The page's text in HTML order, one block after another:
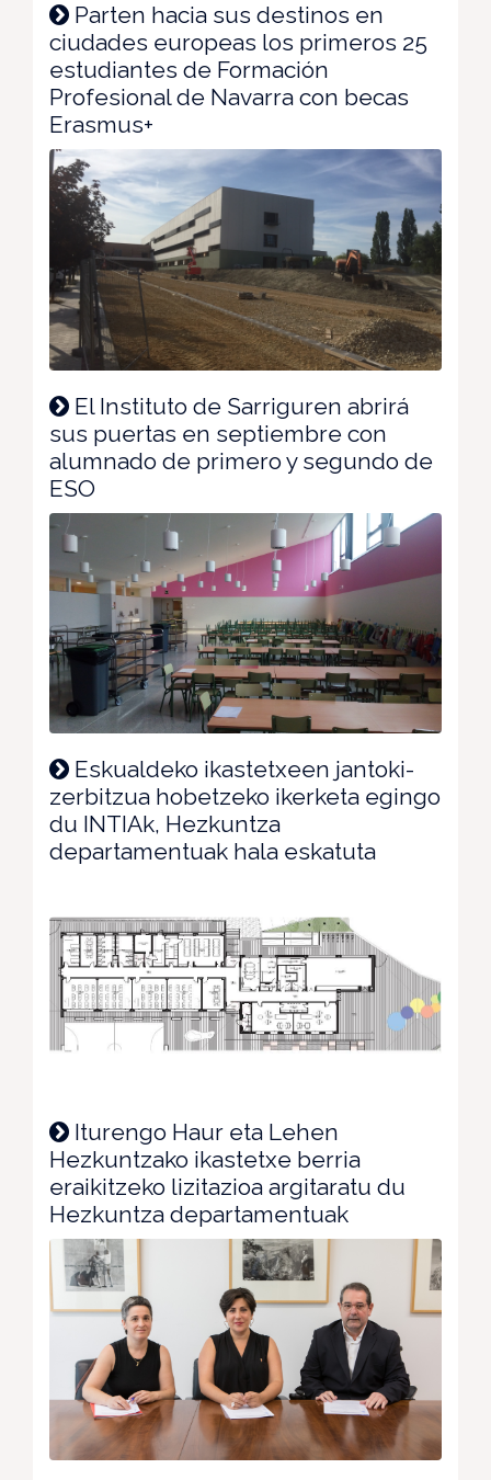
Parten hacia sus destinos en
ciudades europeas los primeros 25
estudiantes de Formación
Profesional de Navarra con becas
Erasmus+
El Instituto de Sarriguren abrirá
sus puertas en septiembre con
alumnado de primero y segundo de
ESO
Eskualdeko ikastetxeen jantoki-
zerbitzua hobetzeko ikerketa egingo
du INTIAk, Hezkuntza
departamentuak hala eskatuta
Iturengo Haur eta Lehen
Hezkuntzako ikastetxe berria
eraikitzeko lizitazioa argitaratu du
Hezkuntza departamentuak